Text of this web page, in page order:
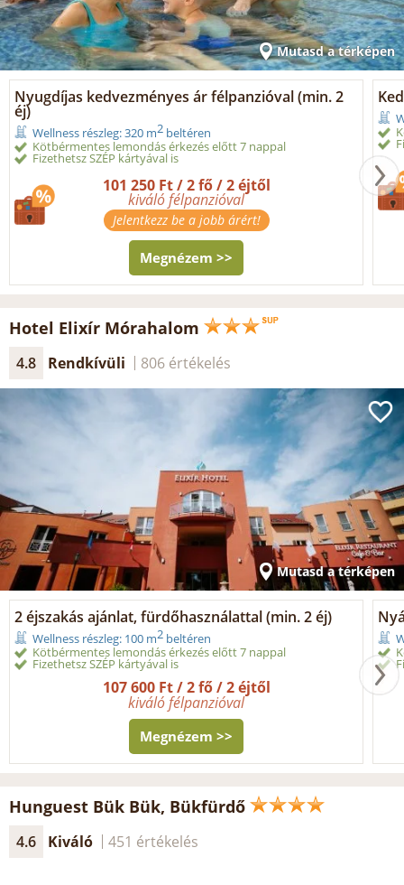
Mutasd a térképen
Nyugdíjas kedvezményes ár félpanzióval (min. 2
éj)
Wellness részleg: 320 m2 beltéren
Kötbérmentes lemondás érkezés előtt 7 nappal
Fizethetsz SZÉP kártyával is
101 250 Ft / 2 fő / 2 éjtől
kiváló félpanzióval
Jelentkezz be a jobb árért!
Megnézem >>
Hotel Elixír Mórahalom
4.8 Rendkívüli 806 értékelés
Mutasd a térképen
2 éjszakás ajánlat, fürdőhasználattal (min. 2 éj)
Wellness részleg: 100 m2 beltéren
Kötbérmentes lemondás érkezés előtt 7 nappal
Fizethetsz SZÉP kártyával is
107 600 Ft / 2 fő / 2 éjtől
kiváló félpanzióval
Megnézem >>
Hunguest Bük Bük, Bükfürdő
4.6 Kiváló 451 értékelés